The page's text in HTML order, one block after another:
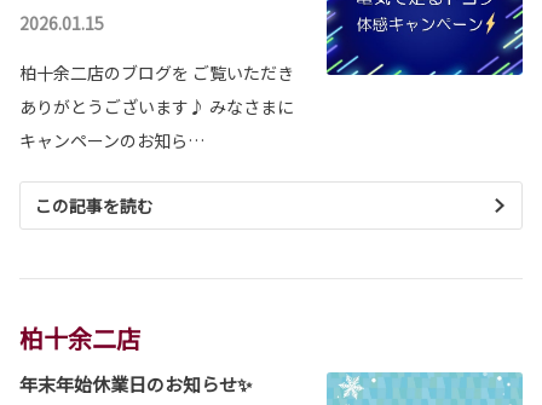
2026.01.15
柏十余二店のブログを ご覧いただき
ありがとうございます♪ みなさまに
キャンペーンのお知ら…
この記事を読む
柏十余二店
年末年始休業日のお知らせ✨